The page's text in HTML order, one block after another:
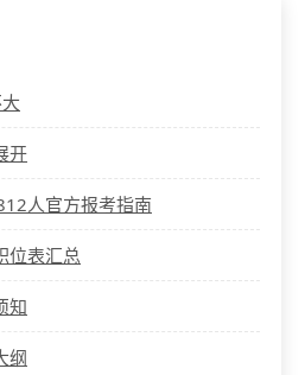
开
人官方报考指南
位表汇总
知
纲